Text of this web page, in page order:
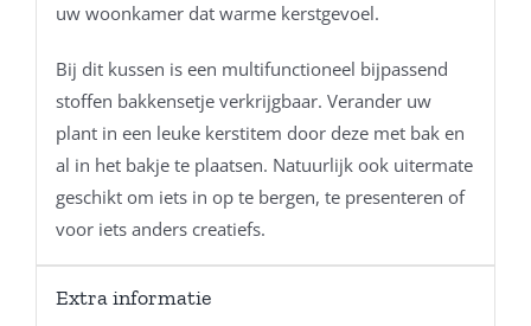
uw woonkamer dat warme kerstgevoel.
Bij dit kussen is een multifunctioneel bijpassend
stoffen bakkensetje verkrijgbaar. Verander uw
plant in een leuke kerstitem door deze met bak en
al in het bakje te plaatsen. Natuurlijk ook uitermate
geschikt om iets in op te bergen, te presenteren of
voor iets anders creatiefs.
Extra informatie